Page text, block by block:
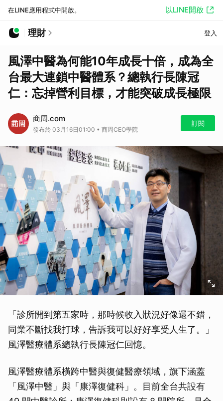
在LINE應用程式中開啟。 以LINE開啟
理財 登入
風澤中醫為何能10年成長十倍，成為全
台最大連鎖中醫體系？總執行長陳冠
仁：忘掉營利目標，才能突破成長極限
商周.com
發布於 03月16日01:00 • 商周CEO學院
訂閱
「診所開到第五家時，那時候收入狀況好像還不錯，
同業不斷找我打球，告訴我可以好好享受人生了。」
風澤醫療體系總執行長陳冠仁回憶。
風澤醫療體系橫跨中醫與復健醫療領域，旗下涵蓋
「風澤中醫」與「康澤復健科」。目前全台共設有